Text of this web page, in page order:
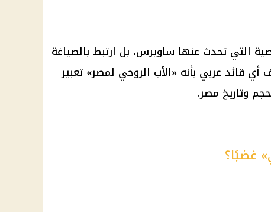
التي تحدث عنها ساويرس، بل ارتبط بالصياغة
قائد عربي بأنه «الأب الروحي لمصر» تعبير
وتاريخ مصر.
غضبًا؟